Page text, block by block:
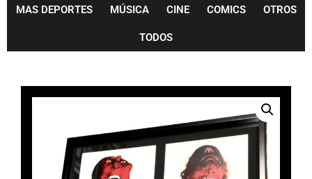
MAS DEPORTES MÚSICA CINE COMICS OTROS
TODOS